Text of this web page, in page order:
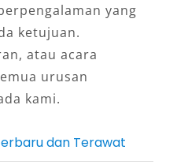
atau pengusaha
rental Fortuner
profesional dan
dan GR memberikan
dan berwibawa—
tamu VIP atau
kendaraan ini
yang
ketujuan.
atau acara
urusan
kami.
dan Terawat